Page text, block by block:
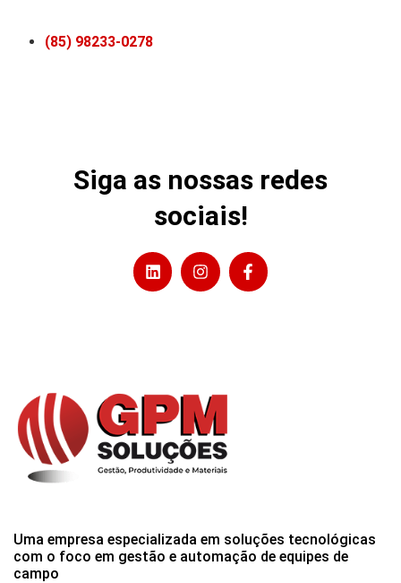
(85) 98233-0278
Siga as nossas redes
sociais!
Uma empresa especializada em soluções tecnológicas
com o foco em gestão e automação de equipes de
campo